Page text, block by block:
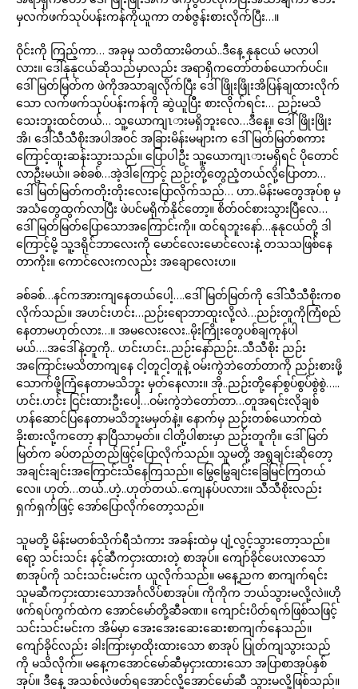
မှလက်ဖက်သုပ်ပန်းကန်ကိုယူကာ တစ်ဇွန်းစားလိုက်ပြီး…။
ဝိုင်းကို ကြည့်ကာ… အခုမှ သတိထားမိတယ်..ဒီနေ့ နုနုငယ် မလာပါ
လား။ ဒေါ်နုနုငယ်ဆိုသည်မှာလည်း အရာရှိကတော်တစ်ယောက်ပင်။
ဒေါ်မြတ်မြတ်က ဖဲကိုအသာချလိုက်ပြီး ဒေါ်ဖြိုးဖြိုးအိပြန်ချထားလိုက်
သော လက်ဖက်သုပ်ပန်းကန်ကို ဆွဲယူပြီး စားလိုက်ရင်း… ညဉ်းမသိ
သေးဘူးထင်တယ်… သူ့ယောကျၤားမရှိဘူးလေ…ဒီနေ့။ ဒေါ်ဖြိုးဖြိုး
အိ၊ ဒေါ်သီသီစိုးအပါအဝင် အခြားမိန်းမများက ဒေါ်မြတ်မြတ်စကား
ကြောင့်ထူးဆန်းသွားသည်။ ပြောပါဦး သူ့ယောကျၤားမရှိရင် ပိုတောင်
လာဦးမယ်။ ခစ်ခစ်…အဲ့ဒါကြောင့် ညဉ်းတို့တွေညံ့တယ်လို့ပြောတာ…
ဒေါ်မြတ်မြတ်ကတိုးတိုးလေးပြောလိုက်သည်… ဟာ..မိန်းမတွေအုပ်စု မှ
အသံတွေထွက်လာပြီး ဖဲပင်မရိုက်နိုင်တော့။ စိတ်ဝင်စားသွားပြီလေ…
ဒေါ်မြတ်မြတ်ပြောသောအကြောင်းကို။ ထင်ရဘူးနော်…နုနုငယ်တို့ ဒါ
ကြောင့်မို့ သူ့ဒရိုင်ဘာလေးကို မောင်လေးမောင်လေးနဲ့ တသသဖြစ်နေ
တာကိုး။ ကောင်လေးကလည်း အချောလေးဟ။
ခစ်ခစ်…နင်ကအားကျနေတယ်ပေါ့….ဒေါ်မြတ်မြတ်ကို ဒေါ်သီသီစိုးကစ
လိုက်သည်။ အဟင်းဟင်း…ညဉ်းရောဘာထူးလို့လဲ…ညဉ်းတူကိုကြံစည်
နေတာမဟုတ်လား…။ အမလေးလေး..မိုးကြိုးတွေပစ်ချကုန်ပါ
မယ်….အဒေါ်နဲ့တူကို.. ဟင်းဟင်း..ညဉ်းနော်ညဉ်း..သီသီစိုး ညဉ်း
အကြောင်းမသိတာကျနေ ငါ့တူငါ့တူနဲ့ ဝမ်းကွဲဘဲတော်တာကို ညဉ်းစားဖို့
သောက်ဖို့ကြံနေတာမသိဘူး မှတ်နေလား။ အို..ညဉ်းတို့နော်စွပ်စွပ်စွဲစွဲ…..
ဟင်း.ဟင်း ငြင်းထားဦးပေါ့…ဝမ်းကွဲဘဲတော်တာ…တူအရင်းလိုချစ်
ဟန်ဆောင်ပြနေတာမသိဘူးမမှတ်နဲ့။ နောက်မှ ညဉ်းတစ်ယောက်ထဲ
ခိုးစားလို့ကတော့ နာပြီသာမှတ်။ ငါတို့ပါစားမှာ ညဉ်းတူကို။ ဒေါ်မြတ်
မြတ်က ခပ်တည်တည်ဖြင့်ပြောလိုက်သည်။ သူမတို့ အရွချင်းဆိုတော့
အချင်းချင်းအကြောင်းသိနေကြသည်။ မြွေမြွေချင်းခြေမြင်ကြတယ်
လေ။ ဟုတ်…တယ်..ဟဲ့..ဟုတ်တယ်..ကျေနပ်ပလား။ သီသီစိုးလည်း
ရှက်ရှက်ဖြင့် အော်ပြောလိုက်တော့သည်။
သူမတို့ မိန်းမတစ်သိုက်ရီသံကား အခန်းထဲမှ ပျံ့လွင့်သွားတော့သည်။
ရော့ သင်းသင်း နင့်ဆီကငှားထားတဲ့ စာအုပ်။ ကျော်ခိုင်ပေးလာသော
စာအုပ်ကို သင်းသင်းမင်းက ယူလိုက်သည်။ မနေ့ညက စာကျက်ရင်း
သူမဆီကငှားထားသောအင်္ဂလိပ်စာအုပ်။ ကိုကိုက ဘယ်သွားမလို့လဲ။ဟို
ဖက်ရပ်ကွက်ထဲက အောင်မော်တို့ဆီခဏ။ ကျောင်းပိတ်ရက်ဖြစ်သဖြင့်
သင်းသင်းမင်းက အိမ်မှာ အေးအေးဆေးဆေးစာကျက်နေသည်။
ကျော်ခိုင်လည်း ခါးကြားမှာထိုးထားသော စာအုပ် ပြုတ်ကျသွားသည်
ကို မသိလိုက်။ မနေ့ကအောင်မော်ဆီမှငှားထားသော အပြာစာအုပ်နှစ်
အုပ်။ ဒီနေ့ အသစ်လဲဖတ်ရအောင်လို့အောင်မော်ဆီ သွားမလို့ဖြစ်သည်။